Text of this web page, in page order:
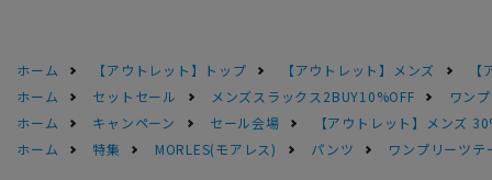
ホーム 【アウトレット】トップ 【アウトレット】メンズ
ホーム
セットセール メンズスラックス2BUY10%OFF
ワン
ホーム
キャンペーン セール会場
【アウトレット】メンズ
ホーム
特集 MORLES(モアレス) パンツ ワンプリーツ